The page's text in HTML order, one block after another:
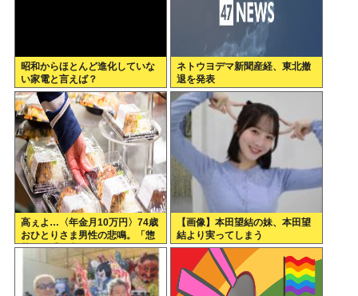
昭和からほとんど進化していな
い家電と言えば？
ネトウヨデマ新聞産経、東北撤
退を発表
高ぇよ…〈年金月10万円〉74歳
おひとりさま男性の悲鳴。「惣
菜すら手が出ない」
【画像】本田望結の妹、本田望
結より実ってしまう